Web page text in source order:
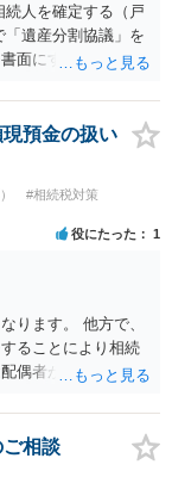
人を確定する（戸
遺産分割協議」を
面にする。 ・その
能ならあなた名義
ただし、親子ローン
の持分や義母のロ
可欠です。 ここが
ックになります。
続きは次のような
続人（ご主人）の
り、現住所や転居
った場合、内容証
絡が取れないとき
遺産分割協議をし
い場合 義母が行方不
管理人の選任」を
める方法が検討さ
預金の扱い
#相続税対策
役にたった 1
ります。 他方で、
ることにより相続
偶者が第一順位で
相談